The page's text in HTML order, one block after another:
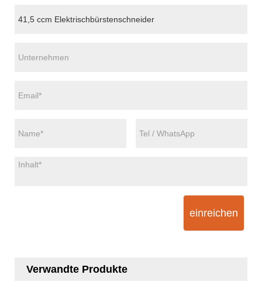
einreichen
Verwandte Produkte